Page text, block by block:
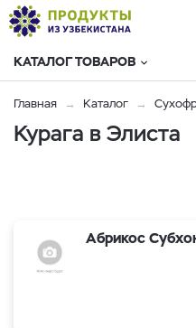
КАТАЛОГ ТОВАРОВ
Главная Каталог
Курага в Элиста
Абрикос